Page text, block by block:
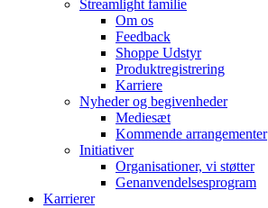
Streamlight familie
Om os
Feedback
Shoppe Udstyr
Produktregistrering
Karriere
Nyheder og begivenheder
Mediesæt
Kommende arrangementer
Initiativer
Organisationer, vi støtter
Genanvendelsesprogram
Karrierer